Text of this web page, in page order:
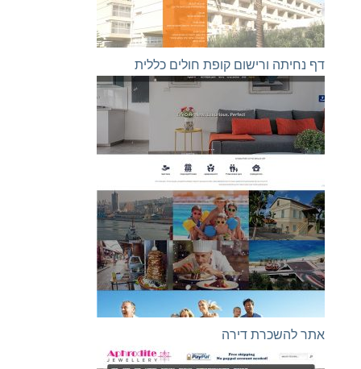
דף נחיתה ורישום קופת חולים כללית
אתר להשכרת דירה